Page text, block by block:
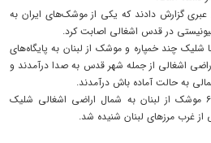
عبری گزارش دادند که یکی از موشک‌های ایران به
در قدس اشغالی اصابت کرد.
شلیک چند خمپاره و موشک از لبنان به پایگاه‌های
اشغالی از جمله شهر قدس به صدا درآمدند و
به حالت آماده باش درآمدند.
به گزارش رسانه‌های عبری، دستکم ۶ موشک از لبنان به شمال اراضی اشغالی شلیک
غرب مرزهای لبنان شنیده شد.